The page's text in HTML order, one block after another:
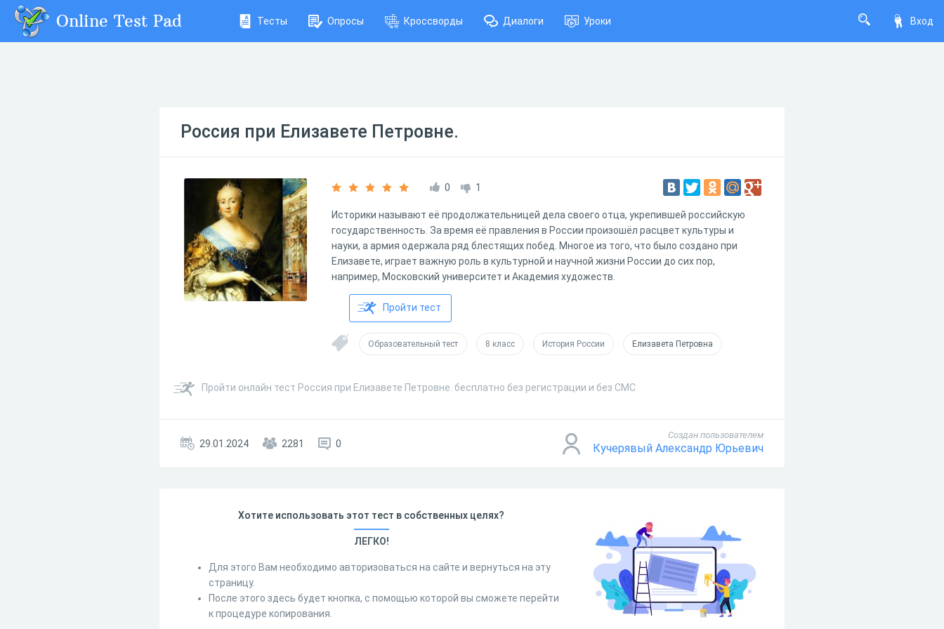
Вход
Online Test Pad Тесты Опросы Кроссворды Диалоги Уроки
Россия при Елизавете Петровне.
0 1
Историки называют её продолжательницей дела своего отца, укрепившей российскую
государственность. За время её правления в России произошёл расцвет культуры и
науки, а армия одержала ряд блестящих побед. Многое из того, что было создано при
Елизавете, играет важную роль в культурной и научной жизни России до сих пор,
например, Московский университет и Академия художеств.
Пройти тест
Образовательный тест 8 класс История России Елизавета Петровна
Пройти онлайн тест Россия при Елизавете Петровне. бесплатно без регистрации и без СМС
29.01.2024 2281 0
Создан пользователем
Кучерявый Александр Юрьевич
Хотите использовать этот тест в собственных целях?
ЛЕГКО!
Для этого Вам необходимо авторизоваться на сайте и вернуться на эту
страницу.
После этого здесь будет кнопка, с помощью которой вы сможете перейти
к процедуре копирования.